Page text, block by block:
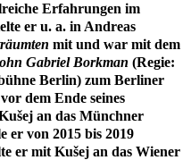
Erfahrungen im
er u. a. in Andreas
mit und war mit dem
Gabriel Borkman (Regie:
Berlin) zum Berliner
dem Ende seines
an das Münchner
er von 2015 bis 2019
er mit Kušej an das Wiener